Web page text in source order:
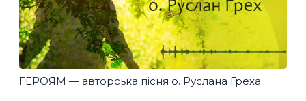
ГЕРОЯМ — авторська пісня о. Руслана Греха